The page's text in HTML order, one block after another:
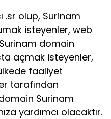
.sr olup, Surinam
isteyenler, web
domain
açmak isteyenler,
faaliyet
tarafından
Surinam
yardımcı olacaktır.